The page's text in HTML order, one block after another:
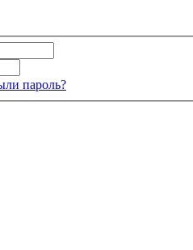
пароль?